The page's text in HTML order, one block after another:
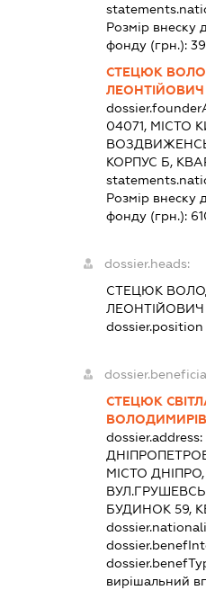
Розмір внеску
фонду (грн.):
СТЕЦЮК
ЛЕОНТІЙОВИЧ
04071, МІСТО
КОРПУС Б,
Розмір внеску
фонду (грн.):
dossier.heads:
СТЕЦЮК
ЛЕОНТІЙОВИЧ
dossier.position
СТЕЦЮК
dossier.address:
МІСТО ДНІПРО,
БУДИНОК 59,
вирішальний